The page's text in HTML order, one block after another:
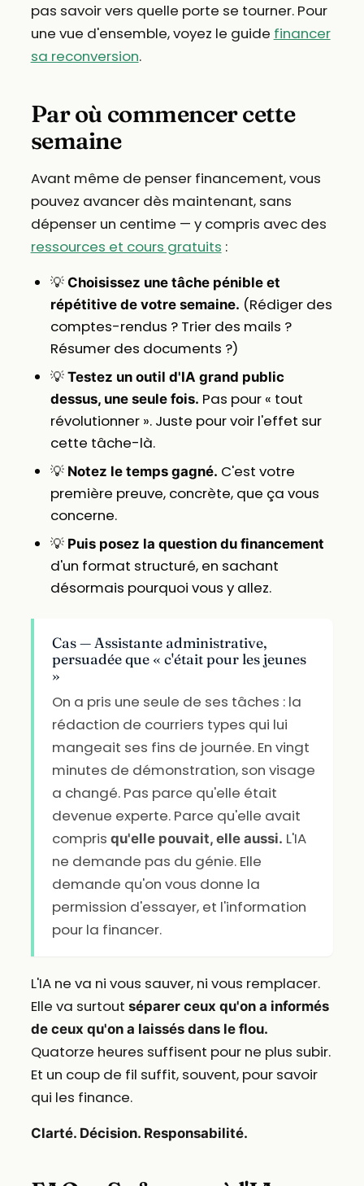
pas savoir vers quelle porte se tourner. Pour
une vue d'ensemble, voyez le guide financer
sa reconversion.
Par où commencer cette
semaine
Avant même de penser financement, vous
pouvez avancer dès maintenant, sans
dépenser un centime — y compris avec des
ressources et cours gratuits :
💡 Choisissez une tâche pénible et
répétitive de votre semaine. (Rédiger des
comptes-rendus ? Trier des mails ?
Résumer des documents ?)
💡 Testez un outil d'IA grand public
dessus, une seule fois. Pas pour « tout
révolutionner ». Juste pour voir l'effet sur
cette tâche-là.
💡 Notez le temps gagné. C'est votre
première preuve, concrète, que ça vous
concerne.
💡 Puis posez la question du financement
d'un format structuré, en sachant
désormais pourquoi vous y allez.
Cas — Assistante administrative,
persuadée que « c'était pour les jeunes
»
On a pris une seule de ses tâches : la
rédaction de courriers types qui lui
mangeait ses fins de journée. En vingt
minutes de démonstration, son visage
a changé. Pas parce qu'elle était
devenue experte. Parce qu'elle avait
compris qu'elle pouvait, elle aussi. L'IA
ne demande pas du génie. Elle
demande qu'on vous donne la
permission d'essayer, et l'information
pour la financer.
L'IA ne va ni vous sauver, ni vous remplacer.
Elle va surtout séparer ceux qu'on a informés
de ceux qu'on a laissés dans le flou.
Quatorze heures suffisent pour ne plus subir.
Et un coup de fil suffit, souvent, pour savoir
qui les finance.
Clarté. Décision. Responsabilité.